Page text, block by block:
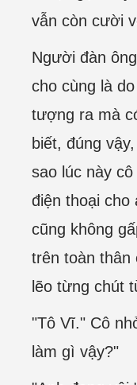
vẫn còn cười
Người đàn
cho cùng là
tượng ra mà
biết, đúng
sao lúc này
điện thoại cho
cũng không
trên toàn thân
lẽo từng chút
"Tô Vĩ." Cô
làm gì vậy?"